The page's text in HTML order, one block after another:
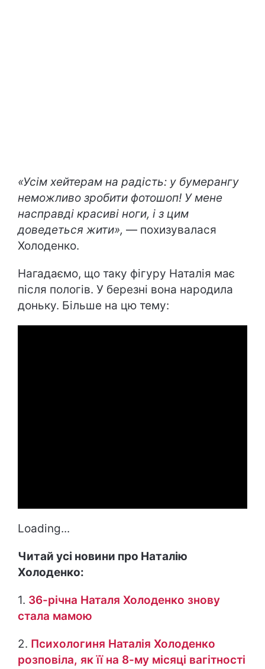
«Усім хейтерам на радість: у бумерангу
неможливо зробити фотошоп! У мене
насправді красиві ноги, і з цим
доведеться жити», — похизувалася
Холоденко.
Нагадаємо, що таку фігуру Наталія має
після пологів. У березні вона народила
доньку. Більше на цю тему:
Loading...
Читай усі новини про Наталію
Холоденко:
1. 36-річна Наталя Холоденко знову
стала мамою
2. Психологиня Наталія Холоденко
розповіла, як її на 8-му місяці вагітності